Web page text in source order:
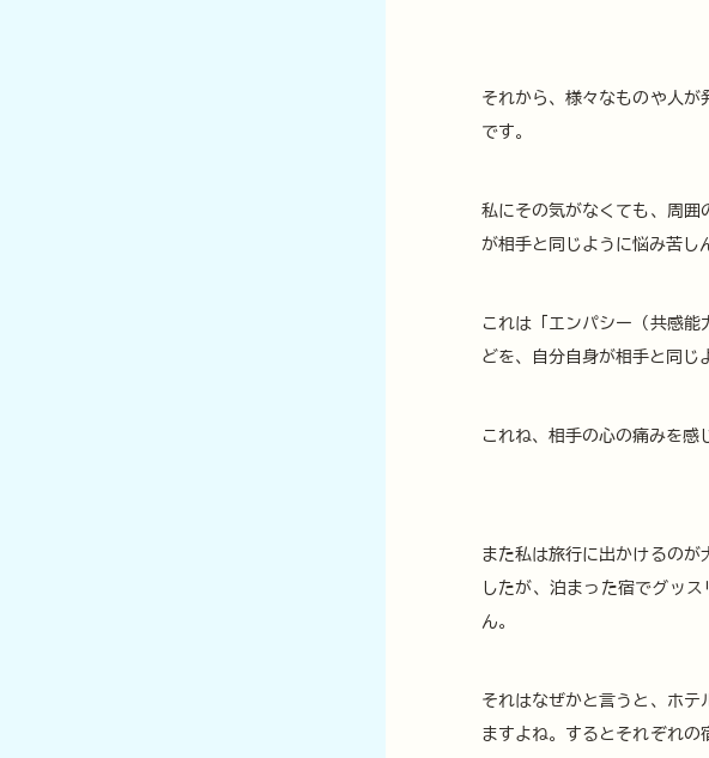
それから、様々なものや人が
です。
私にその気がなくても、周囲
が相手と同じように悩み苦し
これは「エンパシー（共感能
どを、自分自身が相手と同じ
これね、相手の心の痛みを感
また私は旅行に出かけるのが
したが、泊まった宿でグッ
ん。
それはなぜかと言うと、ホテ
ますよね。するとそれぞれの